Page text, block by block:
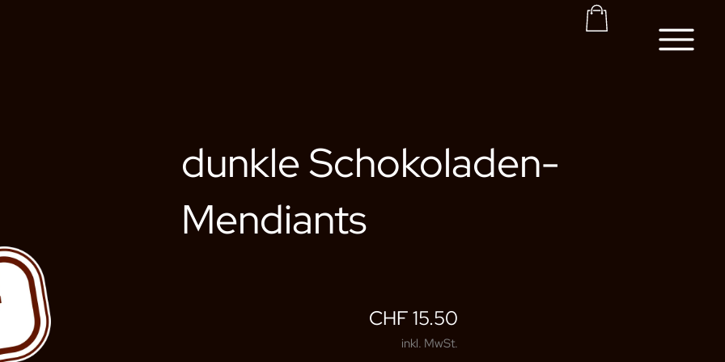
Korb
dunkle Schokoladen-
Mendiants
CHF15.50
inkl. MwSt.